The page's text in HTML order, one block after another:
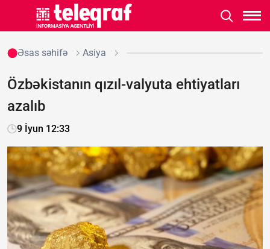
Əsas səhifə Asiya
Özbəkistanın qızıl-valyuta ehtiyatları
azalıb
9 İyun 12:33